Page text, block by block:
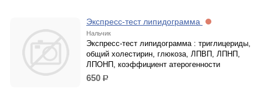
Экспресс-тест липидограмма
Нальчик
Экспресс-тест липидограмма : триглицериды,
общий холестирин, глюкоза, ЛПВП, ЛПНП,
ЛПОНП, коэффициент атерогенности
650 р.